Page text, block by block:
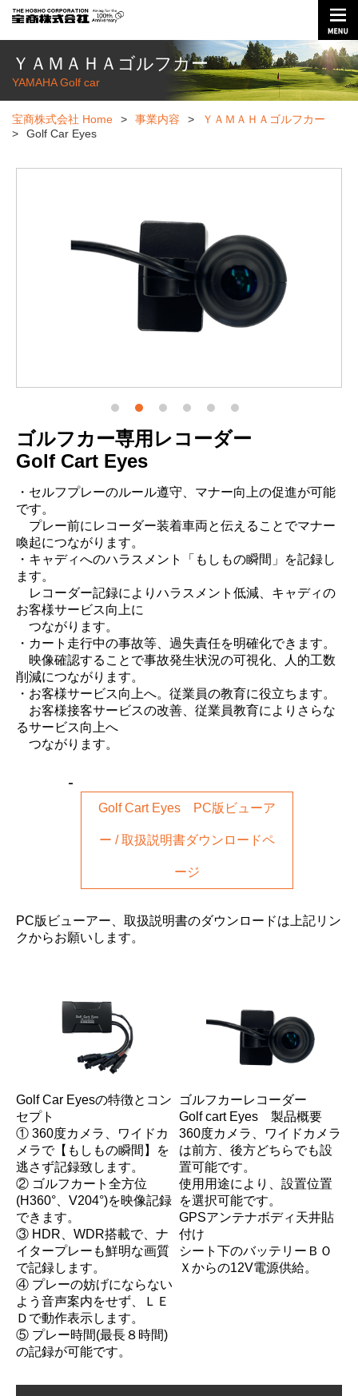
ＹＡＭＡＨＡゴルフカー
YAMAHA Golf car
宝商株式会社 Home > 事業内容 >
ＹＡＭＡＨＡゴルフカー
>
Golf Car Eyes
ゴルフカー専用レコーダー
Golf Cart Eyes
・セルフプレーのルール遵守、マナー向上の促進が可能
です。
プレー前にレコーダー装着車両と伝えることでマナー
喚起につながります。
・キャディへのハラスメント「もしもの瞬間」を記録し
ます。
レコーダー記録によりハラスメント低減、キャディの
お客様サービス向上に
つながります。
・カート走行中の事故等、過失責任を明確化できます。
映像確認することで事故発生状況の可視化、人的工数
削減につながります。
・お客様サービス向上へ。従業員の教育に役立ちます。
お客様接客サービスの改善、従業員教育によりさらな
るサービス向上へ
つながります。
Golf Cart Eyes PC版ビューア
ー / 取扱説明書ダウンロードペ
ージ
PC版ビューアー、取扱説明書のダウンロードは上記リン
クからお願いします。
Golf Car Eyesの特徴とコン
セプト
① 360度カメラ、ワイドカ
メラで【もしもの瞬間】を
逃さず記録致します。
② ゴルフカート全方位
(H360°、V204°)を映像記録
できます。
③ HDR、WDR搭載で、ナ
イタープレーも鮮明な画質
で記録します。
④ プレーの妨げにならない
よう音声案内をせず、ＬＥ
Ｄで動作表示します。
⑤ プレー時間(最長８時間)
の記録が可能です。
ゴルフカーレコーダー
Golf cart Eyes 製品概要
360度カメラ、ワイドカメラ
は前方、後方どちらでも設
置可能です。
使用用途により、設置位置
を選択可能です。
GPSアンテナボディ天井貼
付け
シート下のバッテリーＢＯ
Ｘからの12V電源供給。